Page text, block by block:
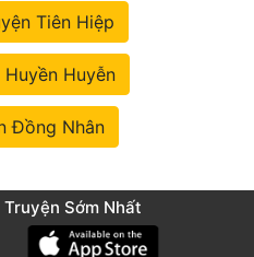
Tiên Hiệp
Huyền Huyễn
Đồng Nhân
Sớm Nhất